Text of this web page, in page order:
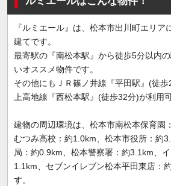
『ルミエール』は、松本市出川町エリ
建てです。
最寄駅の『南松本駅』から徒歩5分以内
いオススメ物件です。
その他にもＪＲ篠ノ井線『平田駅』(徒
上高地線『西松本駅』(徒歩32分)が利用
建物の周辺環境は、松本市南松本保育園
むつみ高校：約1.0km、松本市役所：約
局：約0.9km、松本警察署：約3.1km、
1.1km、セブンイレブン松本平田東店：
す。